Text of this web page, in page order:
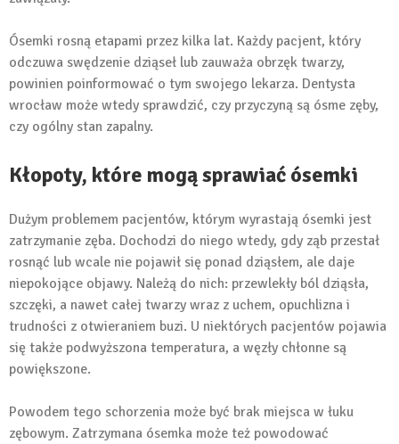
Ósemki rosną etapami przez kilka lat. Każdy pacjent, który
odczuwa swędzenie dziąseł lub zauważa obrzęk twarzy,
powinien poinformować o tym swojego lekarza. Dentysta
wrocław może wtedy sprawdzić, czy przyczyną są ósme zęby,
czy ogólny stan zapalny.
Kłopoty, które mogą sprawiać ósemki
Dużym problemem pacjentów, którym wyrastają ósemki jest
zatrzymanie zęba. Dochodzi do niego wtedy, gdy ząb przestał
rosnąć lub wcale nie pojawił się ponad dziąsłem, ale daje
niepokojące objawy. Należą do nich: przewlekły ból dziąsła,
szczęki, a nawet całej twarzy wraz z uchem, opuchlizna i
trudności z otwieraniem buzi. U niektórych pacjentów pojawia
się także podwyższona temperatura, a węzły chłonne są
powiększone.
Powodem tego schorzenia może być brak miejsca w łuku
zębowym. Zatrzymana ósemka może też powodować